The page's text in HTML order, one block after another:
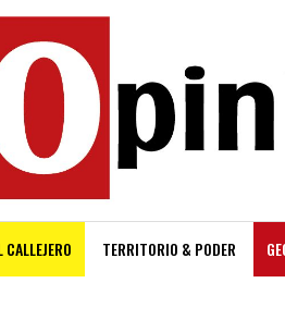
CALLEJERO TERRITORIO & PODER